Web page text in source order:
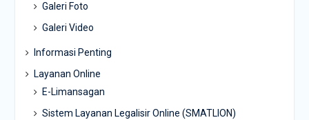
Galeri Foto
Galeri Video
Informasi Penting
Layanan Online
E-Limansagan
Sistem Layanan Legalisir Online (SMATLION)